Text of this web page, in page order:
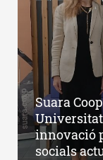
Suara
innovació
socials